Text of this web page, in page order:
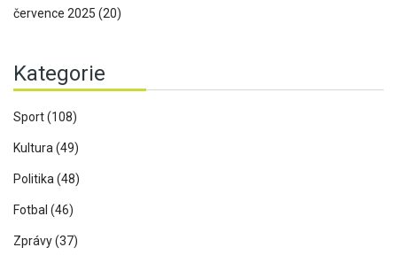
července 2025 (20)
Kategorie
Sport(108)
Kultura (49)
Politika (48)
Fotbal (46)
Zprávy(37)